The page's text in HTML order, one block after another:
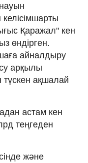
Қаражал" кен
өндірген.
айналдыру
арқылы
ақшалай
астам кен
теңгеден
және